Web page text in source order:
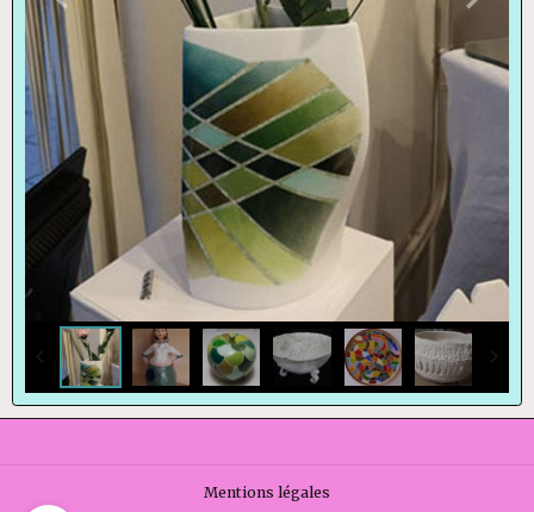
Mentions légales